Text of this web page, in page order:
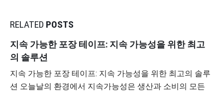
RELATED POSTS
지속 가능한 포장 테이프: 지속 가능성을 위한 최고
의 솔루션
지속 가능한 포장 테이프: 지속 가능성을 위한 최고의 솔루
션 오늘날의 환경에서 지속가능성은 생산과 소비의 모든